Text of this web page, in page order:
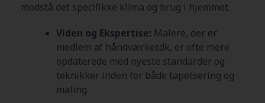
modstå det specifikke klima og brug i hjemmet.
Viden og Ekspertise: Malere, der er
medlem af håndværker.dk, er ofte mere
opdaterede med nyeste standarder og
teknikker inden for både tapetsering og
maling.